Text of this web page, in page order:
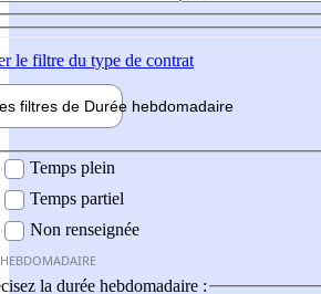
le filtre du type de contrat
filtres de Durée hebdomadaire
Temps plein
Temps partiel
Non renseignée
la durée hebdomadaire :